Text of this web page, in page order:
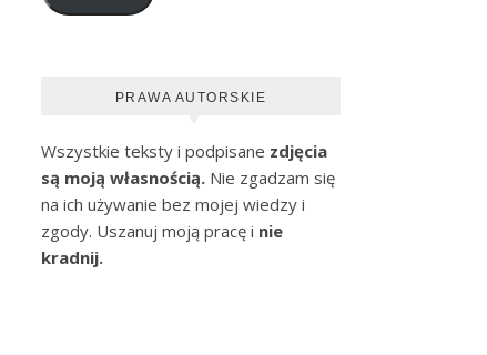
PRAWA AUTORSKIE
Wszystkie teksty i podpisane zdjęcia
są moją własnością. Nie zgadzam się
na ich używanie bez mojej wiedzy i
zgody. Uszanuj moją pracę i nie
kradnij.